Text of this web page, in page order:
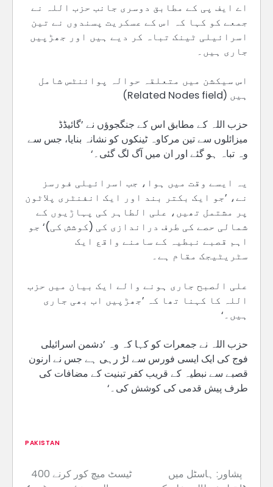
اے ایف پی کے مطابق دوسری جانب حزب اللہ نے
جمعے کو کہا کہ اس کے عسکریت پسندوں نے تین
اسرائیلی ٹینک تباہ کر دیے ہیں اور جھڑپیں
جاری ہیں۔
اس سیکشن میں متعلقہ حوالہ پوائنٹس شامل
ہیں (Related Nodes field)
حزب اللہ کے مطابق اس کے جنگجوؤں نے ’گائیڈڈ
میزائلوں سے تین مرکاوہ ٹینکوں کو نشانہ بنایا، جس سے
وہ تباہ ہو گئے اور ان میں آگ لگ گئی۔‘
یہ ایسے وقت میں ہوا، جب اسرائیلی فورسز
نے، ’جو ایک بکتر بند اور ایک انفنٹری پلاٹون
پر مشتمل تھیں، علی الطاہر کی پہاڑیوں کے
شمالی حصے کی طرف دراندازی کی (کوشش کی)‘ جو
اہم قصبے نبطیہ کے سامنے واقع ایک
سٹریٹیجک مقام ہے۔
علی الصبح جاری ہونے والے ایک بیان میں حزب
اللہ کا کہنا تھا کہ ’جھڑپیں اب بھی جاری
ہیں۔‘
حزب اللہ نے جمعرات کو کہا کہ وہ ’دشمن اسرائیلی
فوج کی ایک ایسی فورس سے لڑ رہی ہے جس نے ارنون
قصبے سے نبطیہ کے قریب کفر تبنیت کے مضافات کی
طرف پیش قدمی کی کوشش کی۔‘
PAKISTAN
Post
400 ٹیسٹ میچ کور کرنے
پشاور: ہاسٹل میں